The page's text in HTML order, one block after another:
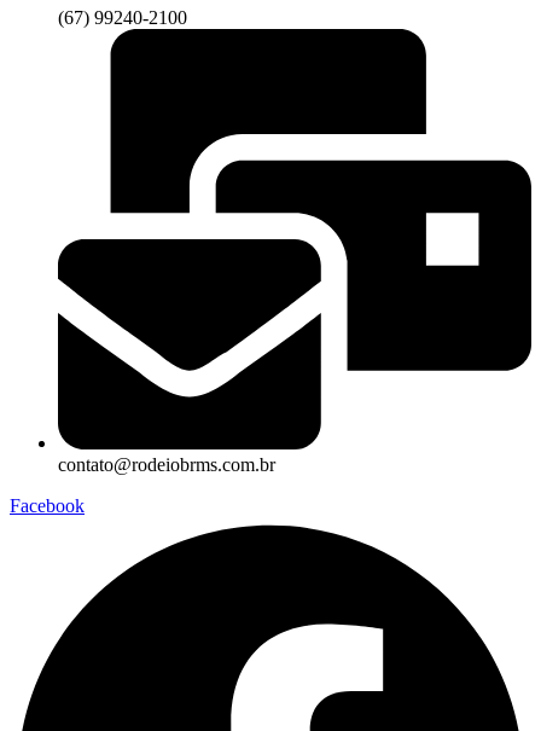
(67) 99240-2100
contato@rodeiobrms.com.br
Facebook